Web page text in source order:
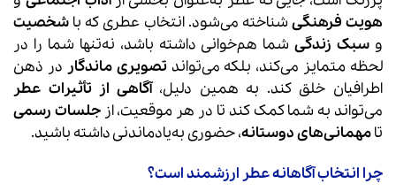
هویت فرهنگی شناخته می‌شود. انتخاب عطری که با شخصیت
و سبک زندگی شما هم‌خوانی داشته باشد، نه‌تنها شما را در
لحظه متمایز می‌کند، بلکه می‌تواندتصویری ماندگار در ذهن
اطرافیان خلق کند. به همین دلیل،آگاهی از تأثیرات عطر
می‌تواند به شما کمک کند تا در هر موقعیت، ازجلسات رسمی
تامهمانی‌های دوستانه، حضوری به‌یادماندنی داشته باشید.
چرا انتخاب آگاهانه عطر ارزشمند است؟